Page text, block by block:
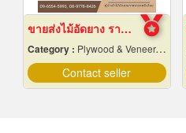
ขายส่งไม้อัดยาง ราคาถูก
Category : Plywood & Veneer-Dealers
Contact seller